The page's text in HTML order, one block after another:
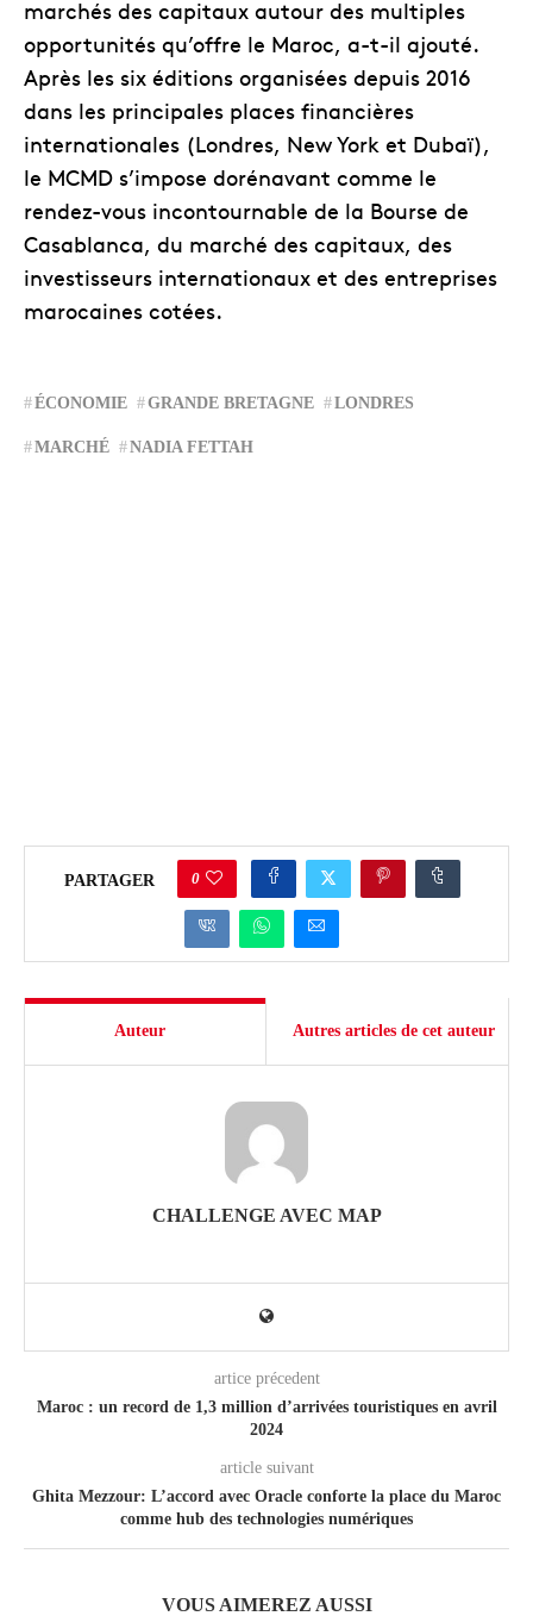
marchés des capitaux autour des multiples
opportunités qu’offre le Maroc, a-t-il ajouté.
Après les six éditions organisées depuis 2016
dans les principales places financières
internationales (Londres, New York et Dubaï),
le MCMD s’impose dorénavant comme le
rendez-vous incontournable de la Bourse de
Casablanca, du marché des capitaux, des
investisseurs internationaux et des entreprises
marocaines cotées.
ÉCONOMIE GRANDE BRETAGNE LONDRES
MARCHÉ NADIA FETTAH
PARTAGER 0
Auteur Autres articles de cet auteur
CHALLENGE AVEC MAP
artice précedent
Maroc : un record de 1,3 million d’arrivées touristiques en avril
2024
article suivant
Ghita Mezzour: L’accord avec Oracle conforte la place du Maroc
comme hub des technologies numériques
VOUS AIMEREZ AUSSI